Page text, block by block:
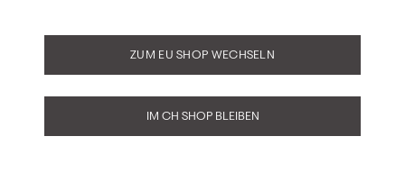
ZUM EU SHOP WECHSELN
IM CH SHOP BLEIBEN